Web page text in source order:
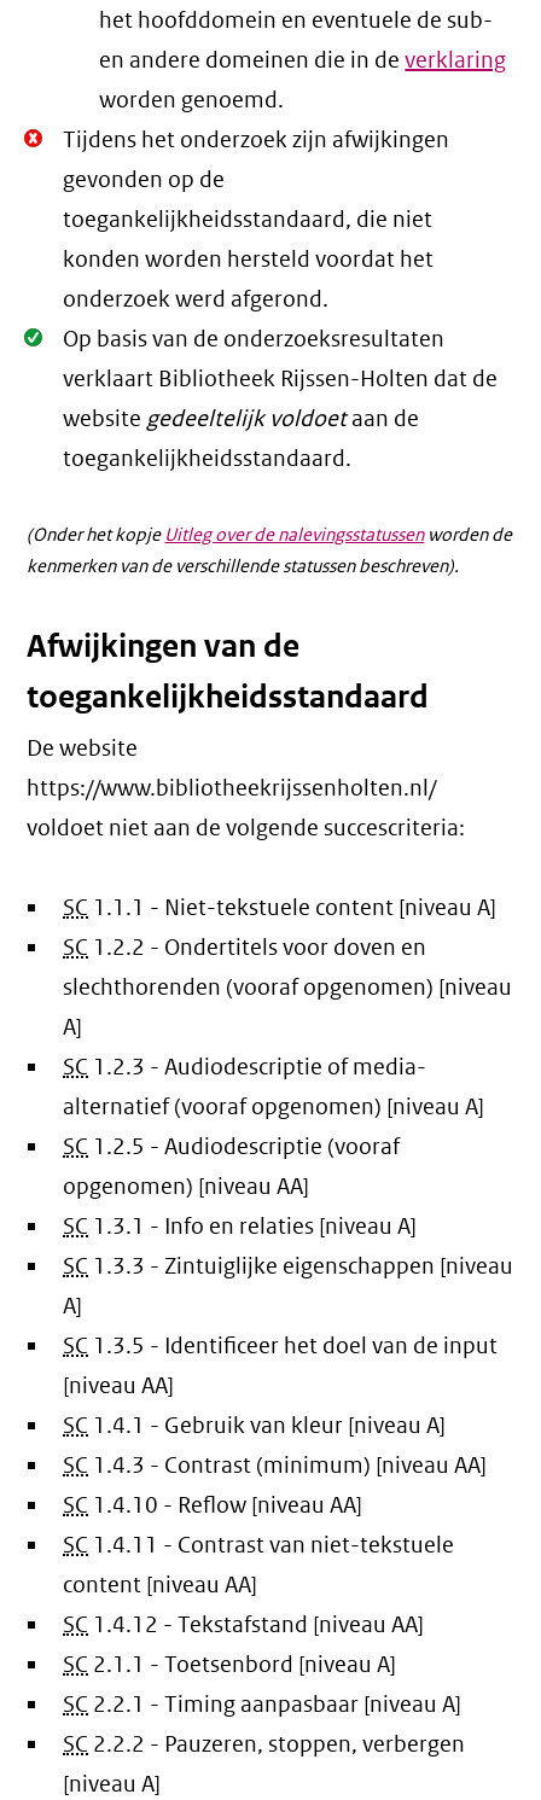
het hoofddomein en eventuele de sub-
en andere domeinen die in deverklaring
worden genoemd.
Niet
Oké.
Tijdens het onderzoek zijn afwijkingen
gevonden op de
toegankelijkheidsstandaard, die niet
konden worden hersteld voordat het
onderzoek werd afgerond.
Oké.
Op basis van de onderzoeksresultaten
verklaart Bibliotheek Rijssen-Holten dat de
websitegedeeltelijk voldoetaan de
toegankelijkheidsstandaard.
(Onder het kopje Uitleg over de nalevingsstatussenworden de
kenmerken van de verschillende statussen beschreven).
Afwijkingen van de
toegankelijkheidsstandaard
De website
https://www.bibliotheekrijssenholten.nl/
voldoet niet aan de volgende succescriteria:
SC 1.1.1 - Niet-tekstuele content [niveau A]
SC 1.2.2 - Ondertitels voor doven en
slechthorenden (vooraf opgenomen) [niveau
A]
SC 1.2.3 - Audiodescriptie of media-
alternatief (vooraf opgenomen) [niveau A]
SC 1.2.5 - Audiodescriptie (vooraf
opgenomen) [niveau AA]
SC 1.3.1 - Info en relaties [niveau A]
SC 1.3.3 - Zintuiglijke eigenschappen [niveau
A]
SC 1.3.5 - Identificeer het doel van de input
[niveau AA]
SC 1.4.1 - Gebruik van kleur [niveau A]
SC 1.4.3 - Contrast (minimum) [niveau AA]
SC 1.4.10 - Reflow [niveau AA]
SC 1.4.11 - Contrast van niet-tekstuele
content [niveau AA]
SC 1.4.12 - Tekstafstand [niveau AA]
SC 2.1.1 - Toetsenbord [niveau A]
SC 2.2.1 - Timing aanpasbaar [niveau A]
SC 2.2.2 - Pauzeren, stoppen, verbergen
[niveau A]